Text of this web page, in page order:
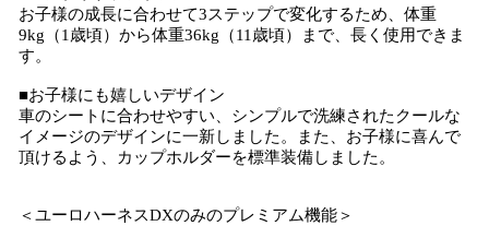
お子様の成長に合わせて3ステップで変化するため、体重
9kg（1歳頃）から体重36kg（11歳頃）まで、長く使用できま
す。
■お子様にも嬉しいデザイン
車のシートに合わせやすい、シンプルで洗練されたクールな
イメージのデザインに一新しました。また、お子様に喜んで
頂けるよう、カップホルダーを標準装備しました。
＜ユーロハーネスDXのみのプレミアム機能＞